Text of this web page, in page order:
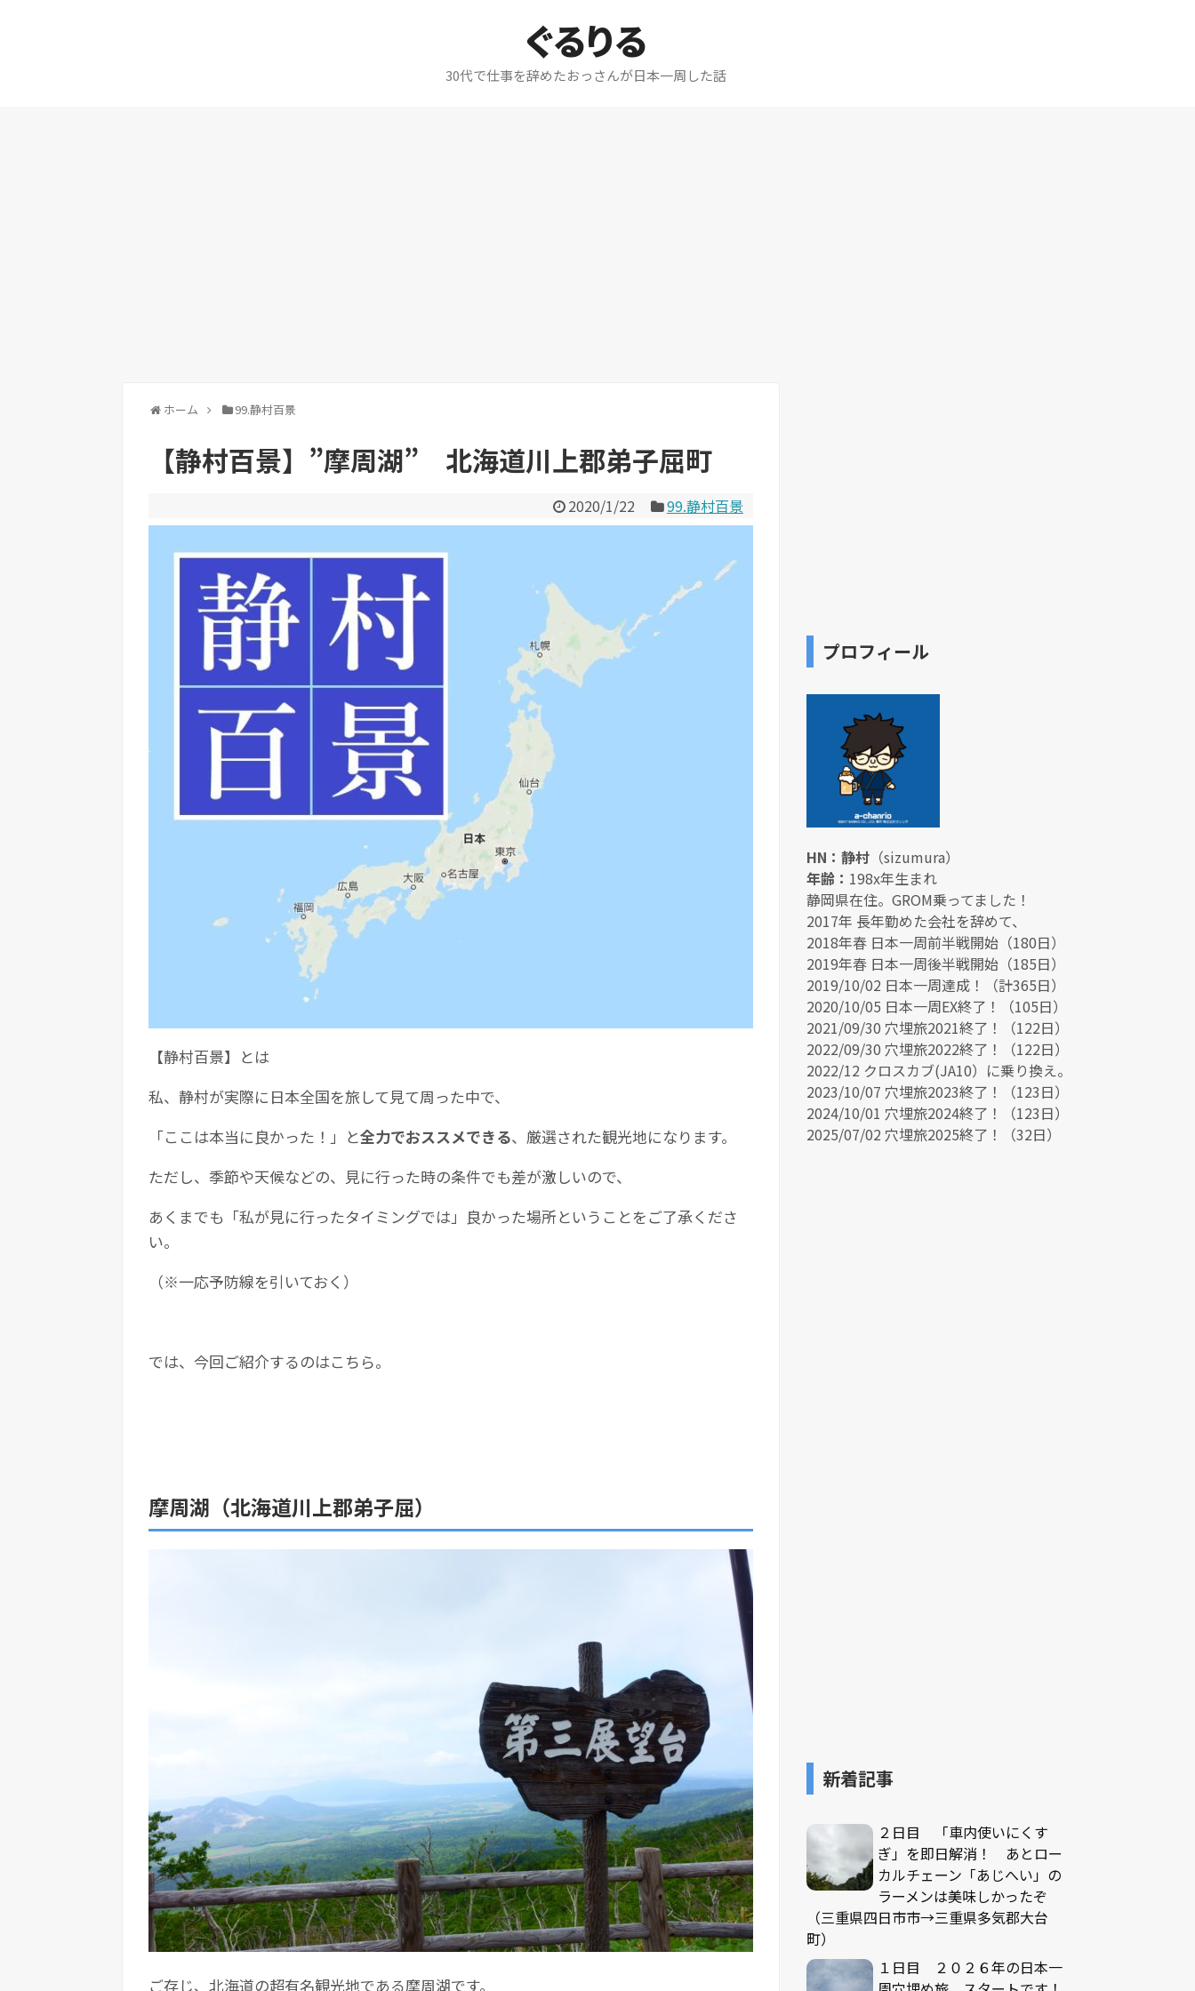
ぐるりる
30代で仕事を辞めたおっさんが日本一周した話
ホーム 99.静村百景
【静村百景】”摩周湖” 北海道川上郡弟子屈町
2020/1/22 99.静村百景
【静村百景】とは
私、静村が実際に日本全国を旅して見て周った中で、
「ここは本当に良かった！」と全力でおススメできる、厳選された観光地になります。
ただし、季節や天候などの、見に行った時の条件でも差が激しいので、
あくまでも「私が見に行ったタイミングでは」良かった場所ということをご了承くださ
い。
（※一応予防線を引いておく）
では、今回ご紹介するのはこちら。
摩周湖（北海道川上郡弟子屈）
ご存じ、北海道の超有名観光地である摩周湖です。
プロフィール
HN：静村 （sizumura）
年齢： 198x年生まれ
静岡県在住。GROM乗ってました！
2017年 長年勤めた会社を辞めて、
2018年春 日本一周前半戦開始（180日）
2019年春 日本一周後半戦開始（185日）
2019/10/02 日本一周達成！（計365日）
2020/10/05 日本一周EX終了！（105日）
2021/09/30 穴埋旅2021終了！（122日）
2022/09/30 穴埋旅2022終了！（122日）
2022/12 クロスカブ(JA10）に乗り換え。
2023/10/07 穴埋旅2023終了！（123日）
2024/10/01 穴埋旅2024終了！（123日）
2025/07/02 穴埋旅2025終了！（32日）
新着記事
２日目 「車内使いにくす
ぎ」を即日解消！ あとロー
カルチェーン「あじへい」の
ラーメンは美味しかったぞ
（三重県四日市市→三重県多気郡大台
町）
１日目 ２０２６年の日本一